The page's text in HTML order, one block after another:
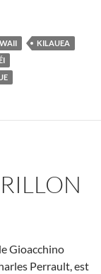
KILAUEA
Gioacchino
Perrault, est